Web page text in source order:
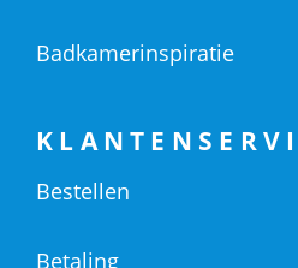
Badkamerinspiratie
Bestellen
Betaling